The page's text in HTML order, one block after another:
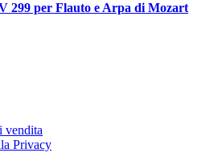
299 per Flauto e Arpa di Mozart
vendita
Privacy